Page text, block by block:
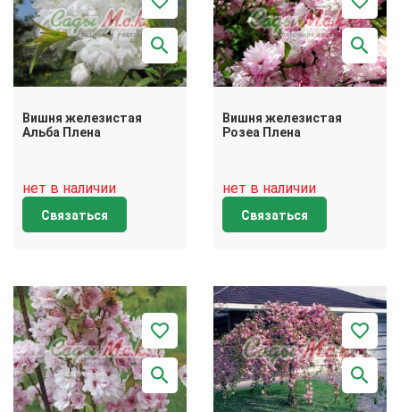
Вишня железистая
Альба Плена
нет в наличии
Связаться
Вишня железистая
Розеа Плена
нет в наличии
Связаться